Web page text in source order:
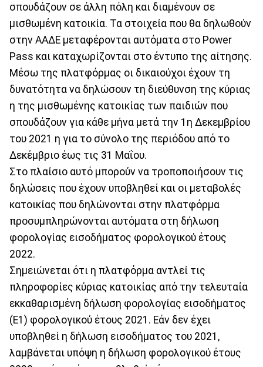
σπουδάζουν σε άλλη πόλη και διαμένουν σε
μισθωμένη κατοικία. Τα στοιχεία που θα δηλωθούν
στην ΑΑΔΕ μεταφέρονται αυτόματα στο Power
Pass και καταχωρίζονται στο έντυπο της αίτησης.
Μέσω της πλατφόρμας οι δικαιούχοι έχουν τη
δυνατότητα να δηλώσουν τη διεύθυνση της κύριας
η της μισθωμένης κατοικίας των παιδιών που
σπουδάζουν για κάθε μήνα μετά την 1η Δεκεμβρίου
του 2021 η για το σύνολο της περιόδου από το
Δεκέμβριο έως τις 31 Μαΐου.
Στο πλαίσιο αυτό μπορούν να τροποποιήσουν τις
δηλώσεις που έχουν υποβληθεί και οι μεταβολές
κατοικίας που δηλώνονται στην πλατφόρμα
προσυμπληρώνονται αυτόματα στη δήλωση
φορολογίας εισοδήματος φορολογικού έτους
2022.
Σημειώνεται ότι η πλατφόρμα αντλεί τις
πληροφορίες κύριας κατοικίας από την τελευταία
εκκαθαρισμένη δήλωση φορολογίας εισοδήματος
(Ε1) φορολογικού έτους 2021. Εάν δεν έχει
υποβληθεί η δήλωση εισοδήματος του 2021,
λαμβάνεται υπόψη η δήλωση φορολογικού έτους